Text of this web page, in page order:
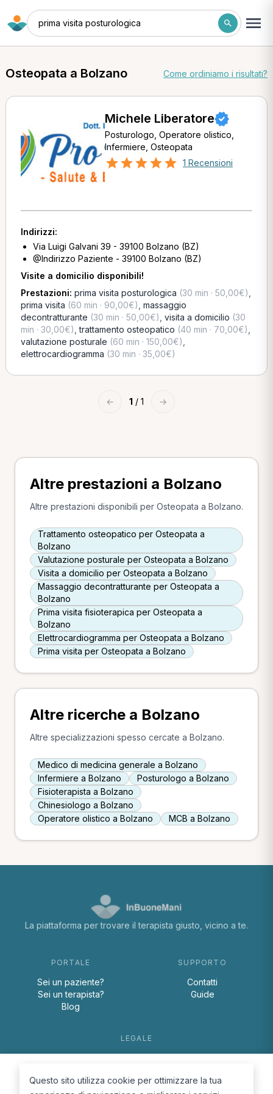
prima visita posturologica
Osteopata a Bolzano Come ordiniamo i risultati?
Michele Liberatore
Posturologo, Operatore olistico,
Infermiere, Osteopata
1 Recensioni
Indirizzi:
Via Luigi Galvani 39 - 39100 Bolzano (BZ)
@Indirizzo Paziente - 39100 Bolzano (BZ)
Visite a domicilio disponibili!
Prestazioni: prima visita posturologica (30 min · 50,00€)
prima visita (60 min · 90,00€) massaggio
decontratturante (30 min · 50,00€) visita a domicilio (30
min · 30,00€) ,trattamento osteopatico (40 min · 70,00€)
valutazione posturale (60 min · 150,00€)
elettrocardiogramma (30 min · 35,00€)
← 1 / 1 →
Altre prestazioni a Bolzano
Altre prestazioni disponibili per Osteopata a Bolzano.
Trattamento osteopatico per Osteopata a
Bolzano
Valutazione posturale per Osteopata a Bolzano
Visita a domicilio per Osteopata a Bolzano
Massaggio decontratturante per Osteopata a
Bolzano
Prima visita fisioterapica per Osteopata a
Bolzano
Elettrocardiogramma per Osteopata a Bolzano
Prima visita per Osteopata a Bolzano
Altre ricerche a Bolzano
Altre specializzazioni spesso cercate a Bolzano.
Medico di medicina generale a Bolzano
Infermiere a Bolzano
Posturologo a Bolzano
Fisioterapista a Bolzano
Chinesiologo a Bolzano
Operatore olistico a Bolzano
MCB a Bolzano
La piattaforma per trovare il terapista giusto, vicino a te.
PORTALE
Sei un paziente?
Sei un terapista?
Blog
SUPPORTO
Contatti
Guide
LEGALE
Cookie Policy
Questo sito utilizza cookie per ottimizzare la tua